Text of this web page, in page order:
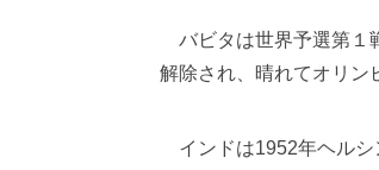
バビタは世界予選第１
解除され、晴れてオリン
インドは1952年ヘルシ